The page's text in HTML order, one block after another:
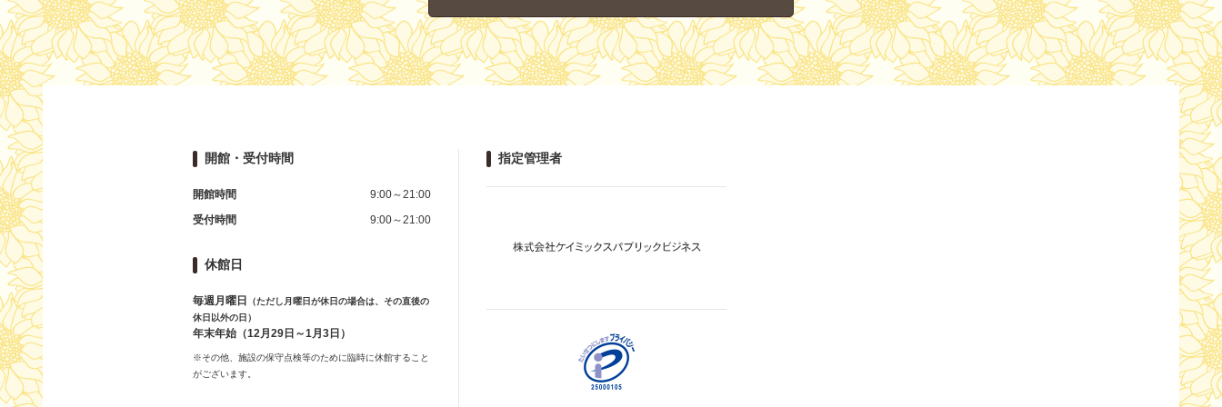
開館・受付時間
開館時間
9:00～21:00
受付時間
9:00～21:00
休館日
毎週月曜日
（ただし月曜日が休日の場合は、その直後の
休日以外の日）
年末年始（12月29日～1月3日）
※その他、施設の保守点検等のために臨時に休館すること
がございます。
指定管理者